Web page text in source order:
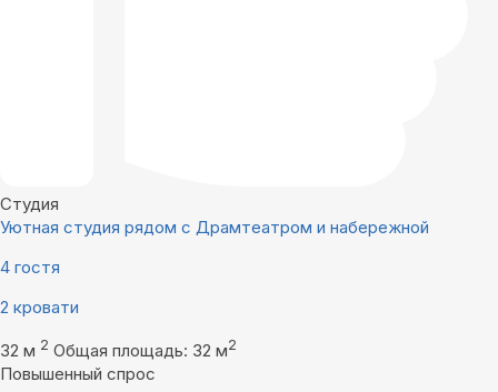
Студия
Уютная студия рядом с Драмтеатром и набережной
4 гостя
2 кровати
32 м 2 Общая площадь: 32 м2
Повышенный спрос